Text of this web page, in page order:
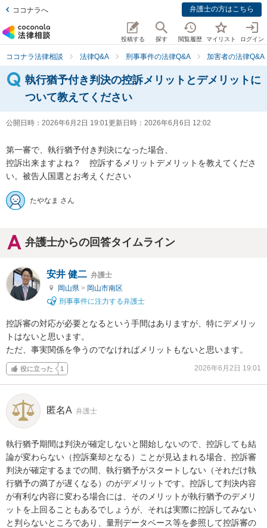
ココナラへ 弁護士の方はこちら
投稿する 探す 閲覧履歴 マイリスト ログイン
ココナラ法律相談 法律Q&A 刑事事件の法律Q&A 加害者の法律Q&A
執行猶予付き判決の控訴メリットとデメリットに
ついて教えてください
公開日時： 2026年6月2日 19:01更新日時： 2026年6月6日 12:02
第一審で、執行猶予付き判決になった場合、
控訴出来ますよね？　控訴するメリットデメリットを教えてくださ
い。被告人国選とお考えください
たやなま さん
弁護士からの回答タイムライン
安井 健二 弁護士
岡山県 > 岡山市南区
刑事事件に注力する弁護士
控訴審の対応が必要となるという手間はありますが、特にデメリッ
トはないと思います。
ただ、事実関係を争うのでなければメリットもないと思います。
役に立った 1 2026年6月2日 19:01
匿名A 弁護士
執行猶予期間は判決が確定しないと開始しないので、控訴しても結
論が変わらない（控訴棄却となる）ことが見込まれる場合、控訴審
判決が確定するまでの間、執行猶予がスタートしない（それだけ執
行猶予の満了が遅くなる）のがデメリットです。控訴して判決内容
が有利な内容に変わる場合には、そのメリットが執行猶予のデメリ
ットを上回ることもあるでしょうが、それは実際に控訴してみない
と判らないところであり、量刑データベース等を参照して控訴審の